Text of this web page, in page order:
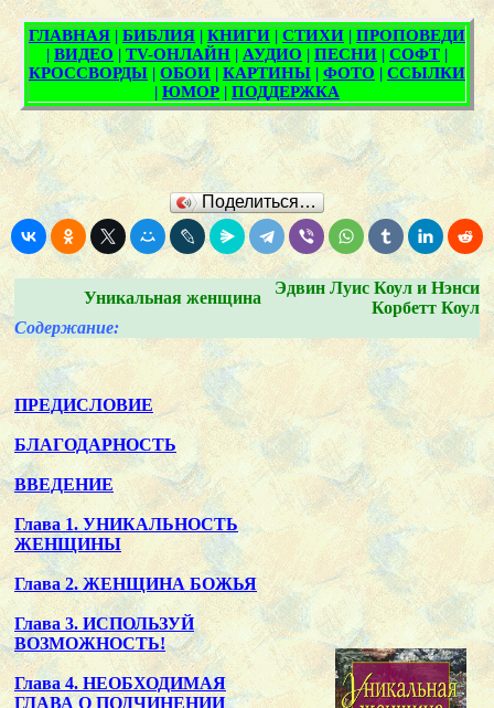
Поделиться…
Уникальная женщина
Эдвин Луис Коул и Нэнси
Корбетт Коул
Содержание:
ПРЕДИСЛОВИЕ
БЛАГОДАРНОСТЬ
ВВЕДЕНИЕ
Глава 1. УНИКАЛЬНОСТЬ
ЖЕНЩИНЫ
Глава 2. ЖЕНЩИНА БОЖЬЯ
Глава 3. ИСПОЛЬЗУЙ
ВОЗМОЖНОСТЬ!
Глава 4. НЕОБХОДИМАЯ
ГЛАВА О ПОДЧИНЕНИИ